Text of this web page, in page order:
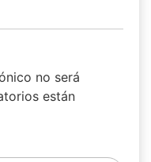
no será
están